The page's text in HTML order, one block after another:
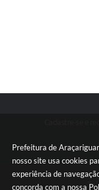
Prefeitura de
nosso site usa cookies
experiência de
concorda com a nossa